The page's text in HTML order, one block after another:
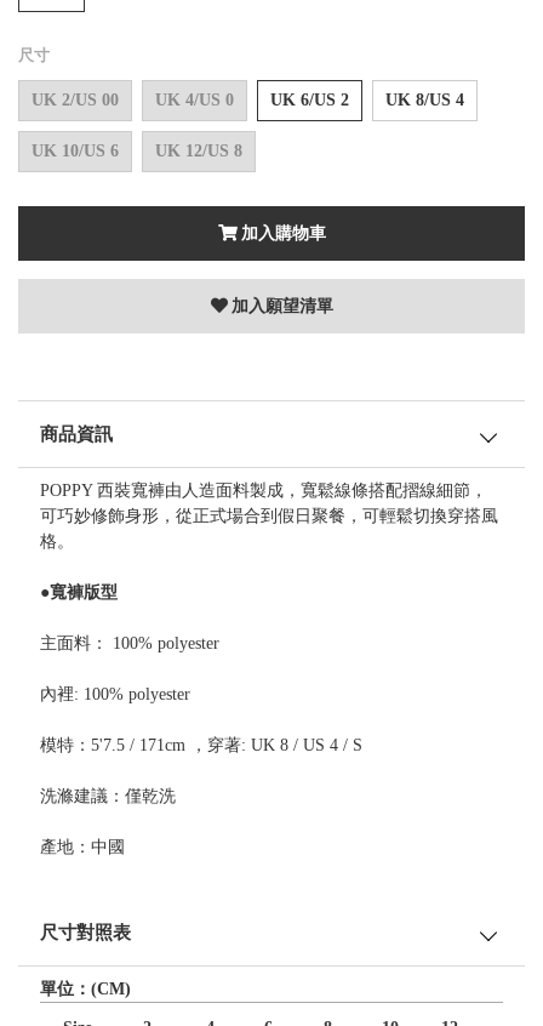
尺寸
UK 2/US 00 UK 4/US 0 UK 6/US 2 UK 8/US 4
UK 10/US 6 UK 12/US 8
加入購物車
加入願望清單
商品資訊
POPPY 西裝寬褲由人造面料製成，寬鬆線條搭配摺線細節，
可巧妙修飾身形，從正式場合到假日聚餐，可輕鬆切換穿搭風
格。
●寬褲版型
主面料： 100% polyester
內裡: 100% polyester
模特：5'7.5 / 171cm ，穿著: UK 8 / US 4 / S
洗滌建議：僅乾洗
產地：中國
尺寸對照表
單位：(CM)